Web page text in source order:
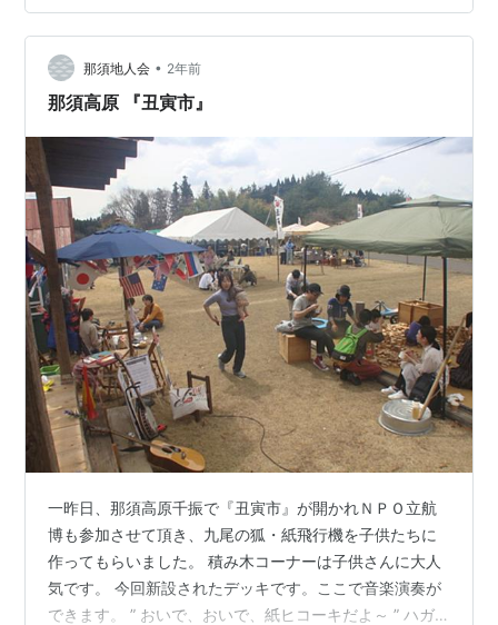
の演奏 が予定されています。子供さんも大人もゆっくり
楽しめる内容です。 琵琶の演奏もあるかも知れません。
那須地人会 • 2年前
那須高原 『丑寅市』
一昨日、那須高原千振で『丑寅市』が開かれＮＰＯ立航
博も参加させて頂き、九尾の狐・紙飛行機を子供たちに
作ってもらいました。 積み木コーナーは子供さんに大人
気です。 今回新設されたデッキです。ここで音楽演奏が
できます。 ” おいで、おいで、紙ヒコーキだよ～ ” ハガ